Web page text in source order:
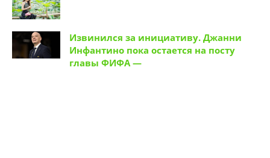
Извинился за инициативу. Джанни
Инфантино пока остается на посту
главы ФИФА —